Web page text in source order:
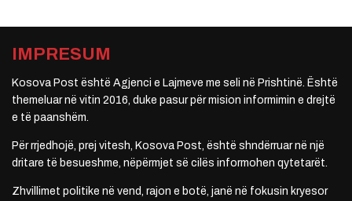
IMPRESUM
Kosova Post është Agjenci e Lajmeve me seli në Prishtinë. Është
themeluar në vitin 2016, duke pasur për mision informimin e drejtë
e të paanshëm.
Për rrjedhojë, prej vitesh, Kosova Post, është shndërruar në një
dritare të besueshme, nëpërmjet së cilës informohen qytetarët.
Zhvillimet politike në vend, rajon e botë, janë në fokusin kryesor